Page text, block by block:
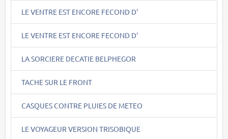
LE VENTRE EST ENCORE FECOND D'
LE VENTRE EST ENCORE FECOND D'
LA SORCIERE DECATIE BELPHEGOR
TACHE SUR LE FRONT
CASQUES CONTRE PLUIES DE METEO
LE VOYAGEUR VERSION TRISOBIQUE